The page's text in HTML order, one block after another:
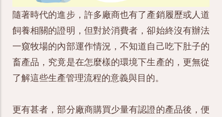
隨著時代的進步，許多廠商也有了產銷履歷或人道
飼養相關的證明，但對於消費者，卻始終沒有辦法
一窺牧場的內部運作情況，不知道自己吃下肚子的
畜產品，究竟是在怎麼樣的環境下生產的，更無從
了解這些生產管理流程的意義與目的。
更有甚者，部分廠商購買少量有認證的產品後，便